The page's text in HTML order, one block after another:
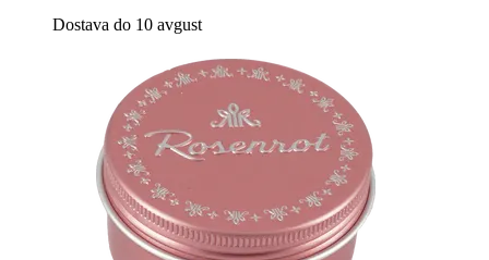
Dostava do 10 avgust